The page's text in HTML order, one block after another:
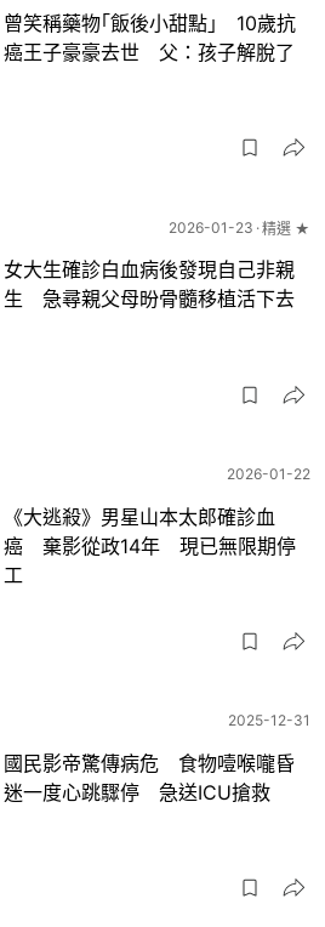
曾笑稱藥物｢飯後小甜點｣ 10歲抗
癌王子豪豪去世 父：孩子解脫了
2026-01-23 精選 ★
女大生確診白血病後發現自己非親
生 急尋親父母昐骨髓移植活下去
2026-01-22
《大逃殺》男星山本太郎確診血
癌 棄影從政14年 現已無限期停
工
2025-12-31
國民影帝驚傳病危 食物噎喉嚨昏
迷一度心跳驟停 急送ICU搶救